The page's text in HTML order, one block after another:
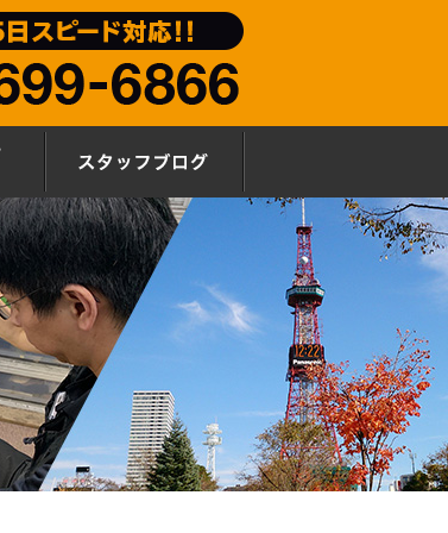
お問い合わせ・お見積もり